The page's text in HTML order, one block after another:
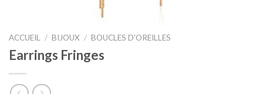
ACCUEIL / BIJOUX / BOUCLES D'OREILLES
Earrings Fringes